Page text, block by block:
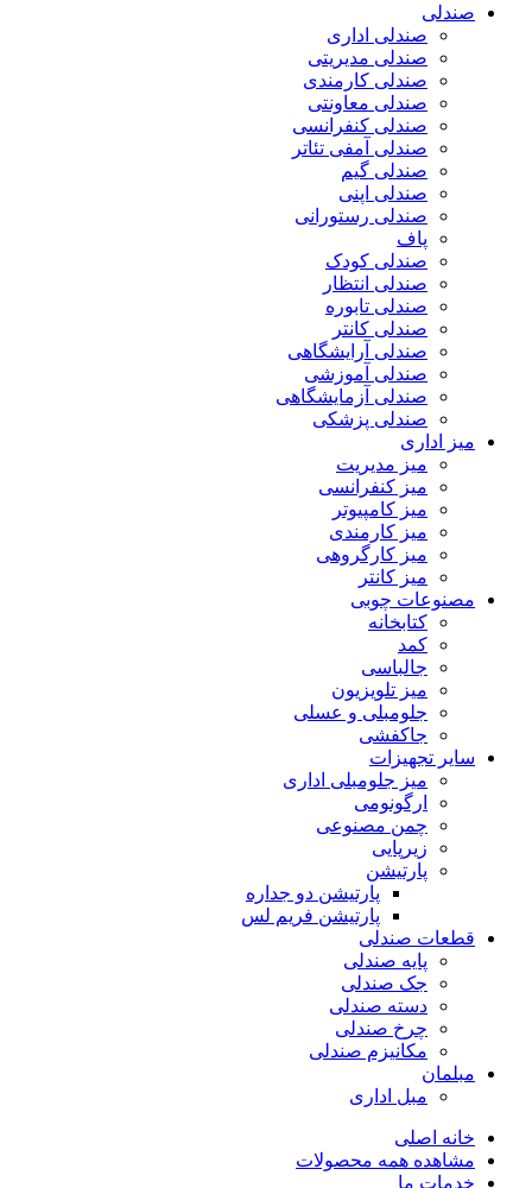
صندلی
صندلی اداری
صندلی مدیریتی
صندلی کارمندی
صندلی معاونتی
صندلی کنفرانسی
صندلی آمفی تئاتر
صندلی گیم
صندلی اپنی
صندلی رستورانی
پاف
صندلی کودک
صندلی انتظار
صندلی تابوره
صندلی کانتر
صندلی آرایشگاهی
صندلی آموزشی
صندلی آزمایشگاهی
صندلی پزشکی
میز اداری
میز مدیریت
میز کنفرانسی
میز کامپیوتر
میز کارمندی
میز کارگروهی
میز کانتر
مصنوعات چوبی
کتابخانه
کمد
جالباسی
میز تلویزیون
جلومبلی و عسلی
جاکفشی
سایر تجهیزات
میز جلومبلی اداری
ارگونومی
چمن مصنوعی
زیرپایی
پارتیشن
پارتیشن دو جداره
پارتیشن فریم لس
قطعات صندلی
پایه صندلی
جک صندلی
دسته صندلی
چرخ صندلی
مکانیزم صندلی
مبلمان
مبل اداری
خانه اصلی
مشاهده همه محصولات
خدمات ما